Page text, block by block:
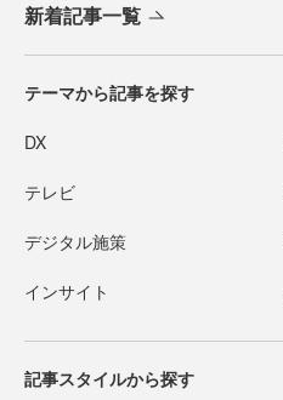
新着記事一覧
テーマから記事を探す
DX
テレビ
デジタル施策
インサイト
記事スタイルから探す